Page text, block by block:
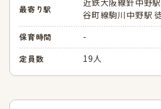
最寄り駅
近鉄大阪線針中野
谷町線駒川中野駅
保育時間 -
定員数 19人